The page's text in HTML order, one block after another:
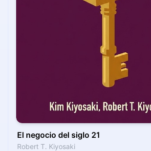
El negocio del siglo 21
Robert T. Kiyosaki